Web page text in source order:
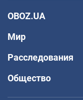
OBOZ.UA
Мир
Расследования
Общество